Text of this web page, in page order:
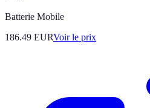
Batterie Mobile
186.49 EURVoir le prix